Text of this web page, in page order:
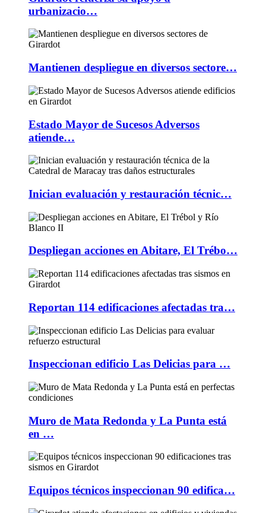
urbanizacio…
Mantienen despliegue en diversos sectore…
Estado Mayor de Sucesos Adversos
atiende…
Inician evaluación y restauración técnic…
Despliegan acciones en Abitare, El Trébo…
Reportan 114 edificaciones afectadas tra…
Inspeccionan edificio Las Delicias para …
Muro de Mata Redonda y La Punta está
en …
Equipos técnicos inspeccionan 90 edifica…